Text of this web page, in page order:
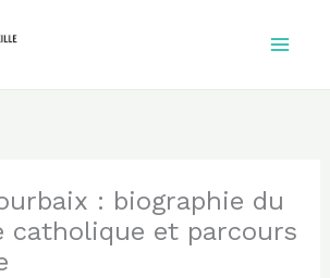
: biographie du
catholique et parcours